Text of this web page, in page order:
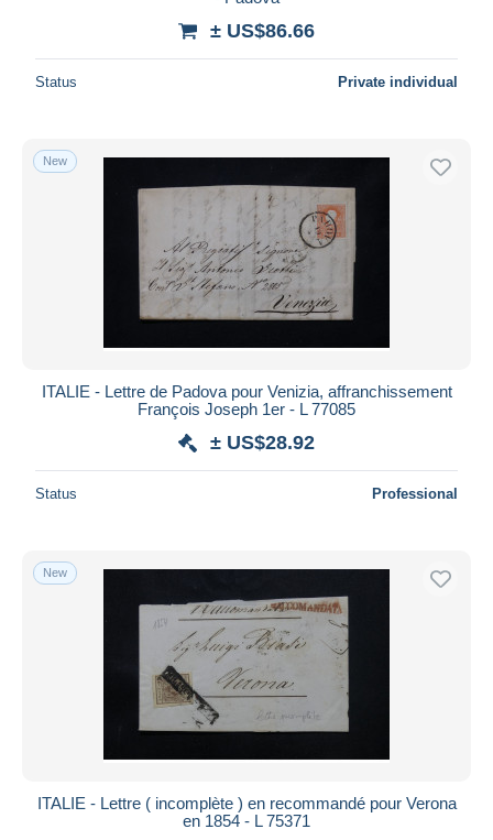
± US$86.66
Status Private individual
New
ITALIE - Lettre de Padova pour Venizia, affranchissement
François Joseph 1er - L 77085
± US$28.92
Status Professional
New
ITALIE - Lettre ( incomplète ) en recommandé pour Verona
en 1854 - L 75371